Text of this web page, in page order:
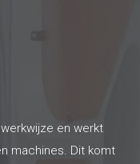
en werkt
machines. Dit komt